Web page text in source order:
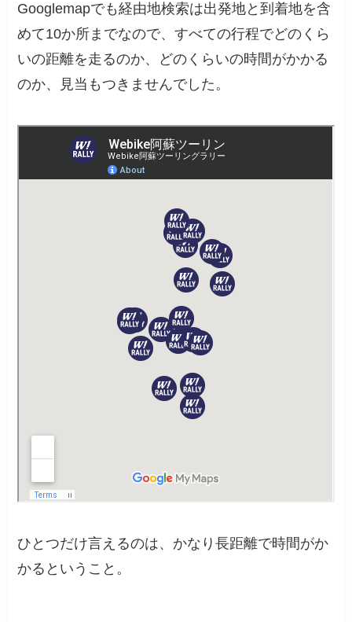
Googlemapでも経由地検索は出発地と到着地を含
めて10か所までなので、すべての行程でどのくら
いの距離を走るのか、どのくらいの時間がかかる
のか、見当もつきませんでした。
ひとつだけ言えるのは、かなり長距離で時間がか
かるということ。